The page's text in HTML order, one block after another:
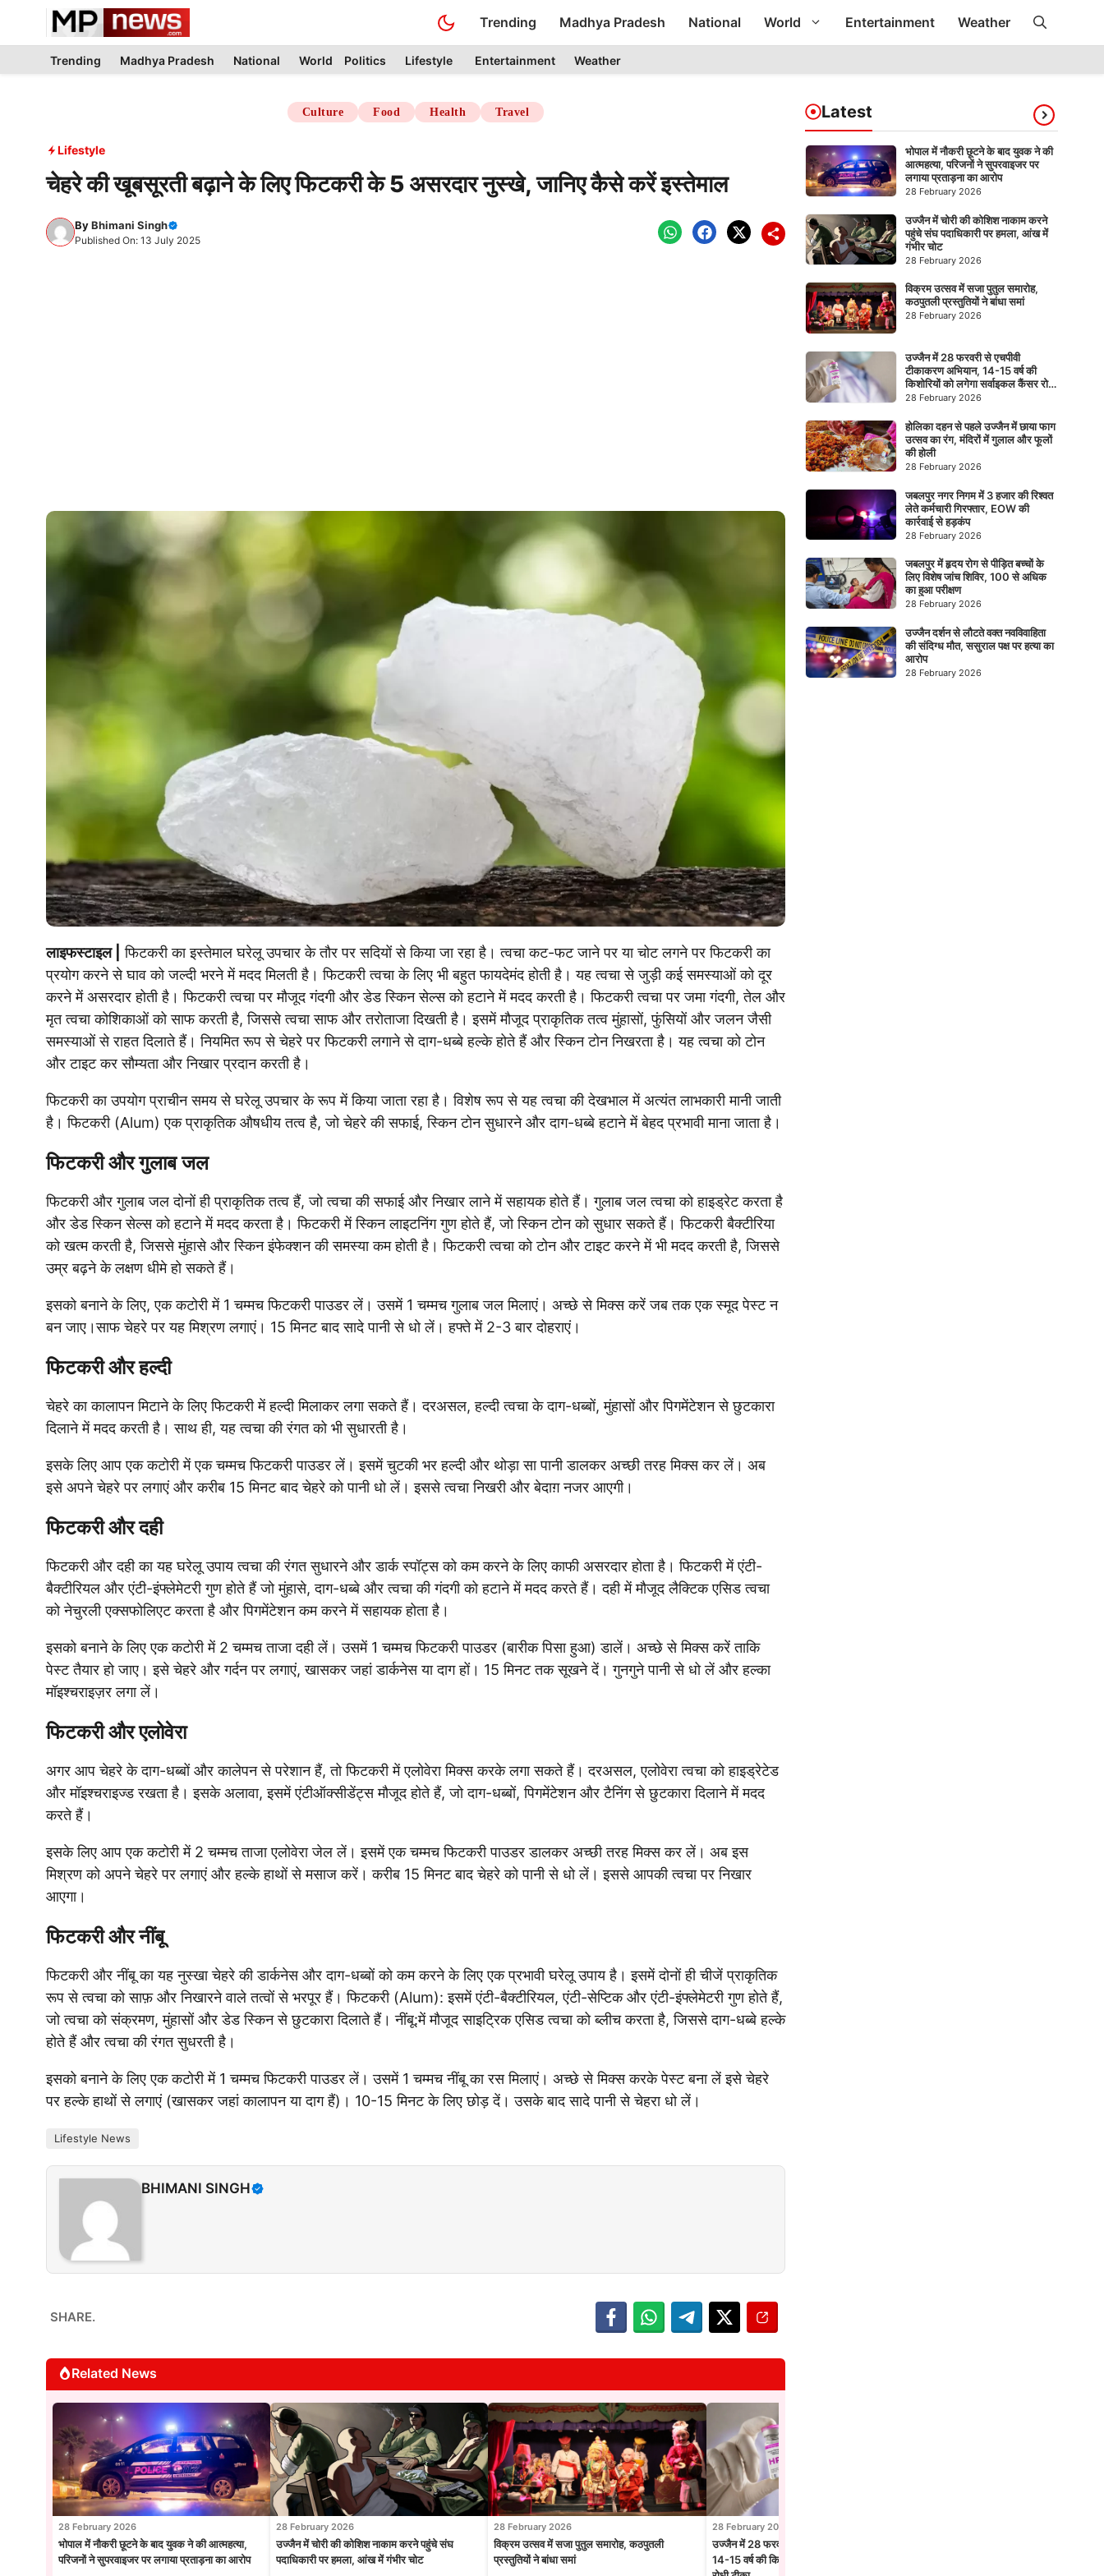
content
Trending Madhya Pradesh National World Entertainment Weather
Trending Madhya Pradesh National World Politics Lifestyle Entertainment Weather
Culture Food Health Travel
Lifestyle
चेहरे की खूबसूरती बढ़ाने के लिए फिटकरी के 5 असरदार नुस्खे, जानिए कैसे करें इस्तेमाल
ByBhimani Singh
Published On: 13 July 2025
लाइफस्टाइल |
फिटकरी का इस्तेमाल घरेलू उपचार के तौर पर सदियों से किया जा रहा है। त्वचा कट-फट जाने पर या चोट लगने पर फिटकरी का
प्रयोग करने से घाव को जल्दी भरने में मदद मिलती है। फिटकरी त्वचा के लिए भी बहुत फायदेमंद होती है। यह त्वचा से जुड़ी कई समस्याओं को दूर
करने में असरदार होती है। फिटकरी त्वचा पर मौजूद गंदगी और डेड स्किन सेल्स को हटाने में मदद करती है। फिटकरी त्वचा पर जमा गंदगी, तेल और
मृत त्वचा कोशिकाओं को साफ करती है, जिससे त्वचा साफ और तरोताजा दिखती है। इसमें मौजूद प्राकृतिक तत्व मुंहासों, फुंसियों और जलन जैसी
समस्याओं से राहत दिलाते हैं। नियमित रूप से चेहरे पर फिटकरी लगाने से दाग-धब्बे हल्के होते हैं और स्किन टोन निखरता है। यह त्वचा को टोन
और टाइट कर सौम्यता और निखार प्रदान करती है।
फिटकरी का उपयोग प्राचीन समय से घरेलू उपचार के रूप में किया जाता रहा है। विशेष रूप से यह त्वचा की देखभाल में अत्यंत लाभकारी मानी जाती
है। फिटकरी (Alum) एक प्राकृतिक औषधीय तत्व है, जो चेहरे की सफाई, स्किन टोन सुधारने और दाग-धब्बे हटाने में बेहद प्रभावी माना जाता है।
फिटकरी और गुलाब जल
फिटकरी और गुलाब जल दोनों ही प्राकृतिक तत्व हैं, जो त्वचा की सफाई और निखार लाने में सहायक होते हैं। गुलाब जल त्वचा को हाइड्रेट करता है
और डेड स्किन सेल्स को हटाने में मदद करता है। फिटकरी में स्किन लाइटनिंग गुण होते हैं, जो स्किन टोन को सुधार सकते हैं। फिटकरी बैक्टीरिया
को खत्म करती है, जिससे मुंहासे और स्किन इंफेक्शन की समस्या कम होती है। फिटकरी त्वचा को टोन और टाइट करने में भी मदद करती है, जिससे
उम्र बढ़ने के लक्षण धीमे हो सकते हैं।
इसको बनाने के लिए, एक कटोरी में 1 चम्मच फिटकरी पाउडर लें। उसमें 1 चम्मच गुलाब जल मिलाएं। अच्छे से मिक्स करें जब तक एक स्मूद पेस्ट न
बन जाए।साफ चेहरे पर यह मिश्रण लगाएं। 15 मिनट बाद सादे पानी से धो लें। हफ्ते में 2-3 बार दोहराएं।
फिटकरी और हल्दी
चेहरे का कालापन मिटाने के लिए फिटकरी में हल्दी मिलाकर लगा सकते हैं। दरअसल, हल्दी त्वचा के दाग-धब्बों, मुंहासों और पिगमेंटेशन से छुटकारा
दिलाने में मदद करती है। साथ ही, यह त्वचा की रंगत को भी सुधारती है।
इसके लिए आप एक कटोरी में एक चम्मच फिटकरी पाउडर लें। इसमें चुटकी भर हल्दी और थोड़ा सा पानी डालकर अच्छी तरह मिक्स कर लें। अब
इसे अपने चेहरे पर लगाएं और करीब 15 मिनट बाद चेहरे को पानी धो लें। इससे त्वचा निखरी और बेदाग़ नजर आएगी।
फिटकरी और दही
फिटकरी और दही का यह घरेलू उपाय त्वचा की रंगत सुधारने और डार्क स्पॉट्स को कम करने के लिए काफी असरदार होता है। फिटकरी में एंटी-
बैक्टीरियल और एंटी-इंफ्लेमेटरी गुण होते हैं जो मुंहासे, दाग-धब्बे और त्वचा की गंदगी को हटाने में मदद करते हैं। दही में मौजूद लैक्टिक एसिड त्वचा
को नेचुरली एक्सफोलिएट करता है और पिगमेंटेशन कम करने में सहायक होता है।
इसको बनाने के लिए एक कटोरी में 2 चम्मच ताजा दही लें। उसमें 1 चम्मच फिटकरी पाउडर (बारीक पिसा हुआ) डालें। अच्छे से मिक्स करें ताकि
पेस्ट तैयार हो जाए। इसे चेहरे और गर्दन पर लगाएं, खासकर जहां डार्कनेस या दाग हों। 15 मिनट तक सूखने दें। गुनगुने पानी से धो लें और हल्का
मॉइश्चराइज़र लगा लें।
फिटकरी और एलोवेरा
अगर आप चेहरे के दाग-धब्बों और कालेपन से परेशान हैं, तो फिटकरी में एलोवेरा मिक्स करके लगा सकते हैं। दरअसल, एलोवेरा त्वचा को हाइड्रेटेड
और मॉइश्चराइज्ड रखता है। इसके अलावा, इसमें एंटीऑक्सीडेंट्स मौजूद होते हैं, जो दाग-धब्बों, पिगमेंटेशन और टैनिंग से छुटकारा दिलाने में मदद
करते हैं।
इसके लिए आप एक कटोरी में 2 चम्मच ताजा एलोवेरा जेल लें। इसमें एक चम्मच फिटकरी पाउडर डालकर अच्छी तरह मिक्स कर लें। अब इस
मिश्रण को अपने चेहरे पर लगाएं और हल्के हाथों से मसाज करें। करीब 15 मिनट बाद चेहरे को पानी से धो लें। इससे आपकी त्वचा पर निखार
आएगा।
फिटकरी और नींबू
फिटकरी और नींबू का यह नुस्खा चेहरे की डार्कनेस और दाग-धब्बों को कम करने के लिए एक प्रभावी घरेलू उपाय है। इसमें दोनों ही चीजें प्राकृतिक
रूप से त्वचा को साफ़ और निखारने वाले तत्वों से भरपूर हैं। फिटकरी (Alum): इसमें एंटी-बैक्टीरियल, एंटी-सेप्टिक और एंटी-इंफ्लेमेटरी गुण होते हैं,
जो त्वचा को संक्रमण, मुंहासों और डेड स्किन से छुटकारा दिलाते हैं। नींबू:में मौजूद साइट्रिक एसिड त्वचा को ब्लीच करता है, जिससे दाग-धब्बे हल्के
होते हैं और त्वचा की रंगत सुधरती है।
इसको बनाने के लिए एक कटोरी में 1 चम्मच फिटकरी पाउडर लें। उसमें 1 चम्मच नींबू का रस मिलाएं। अच्छे से मिक्स करके पेस्ट बना लें इसे चेहरे
पर हल्के हाथों से लगाएं (खासकर जहां कालापन या दाग हैं)। 10-15 मिनट के लिए छोड़ दें। उसके बाद सादे पानी से चेहरा धो लें।
Lifestyle News
BHIMANI SINGH
SHARE.
Related News
28 February 2026
भोपाल में नौकरी छूटने के बाद युवक ने की आत्महत्या,
परिजनों ने सुपरवाइजर पर लगाया प्रताड़ना का आरोप
28 February 2026
उज्जैन में चोरी की कोशिश नाकाम करने पहुंचे संघ
पदाधिकारी पर हमला, आंख में गंभीर चोट
28 February 2026
विक्रम उत्सव में सजा पुतुल समारोह, कठपुतली
प्रस्तुतियों ने बांधा समां
28 February 2026
उज्जैन में 28 फरवरी से एचपीवी टीकाकरण अभियान,
14-15 वर्ष की किशोरियों को लगेगा सर्वाइकल कैंसर
Latest
भोपाल में नौकरी छूटने के बाद युवक ने की
आत्महत्या, परिजनों ने सुपरवाइजर पर
लगाया प्रताड़ना का आरोप
28 February 2026
उज्जैन में चोरी की कोशिश नाकाम करने
पहुंचे संघ पदाधिकारी पर हमला, आंख में
गंभीर चोट
28 February 2026
विक्रम उत्सव में सजा पुतुल समारोह,
कठपुतली प्रस्तुतियों ने बांधा समां
28 February 2026
उज्जैन में 28 फरवरी से एचपीवी
टीकाकरण अभियान, 14-15 वर्ष की
किशोरियों को लगेगा सर्वाइकल कैंसर रोधी
टीका
28 February 2026
होलिका दहन से पहले उज्जैन में छाया फाग
उत्सव का रंग, मंदिरों में गुलाल और फूलों
की होली
28 February 2026
जबलपुर नगर निगम में 3 हजार की रिश्वत
लेते कर्मचारी गिरफ्तार, EOW की
कार्रवाई से हड़कंप
28 February 2026
जबलपुर में हृदय रोग से पीड़ित बच्चों के
लिए विशेष जांच शिविर, 100 से अधिक
का हुआ परीक्षण
28 February 2026
उज्जैन दर्शन से लौटते वक्त नवविवाहिता
की संदिग्ध मौत, ससुराल पक्ष पर हत्या का
आरोप
28 February 2026